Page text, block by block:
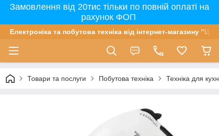
Замовлення від 20тис тільки по повній оплаті на
рахунок ФОП
Електроніка та побутова техніка від інтернет-магазину
Товари та послуги Побутова техніка Техніка для